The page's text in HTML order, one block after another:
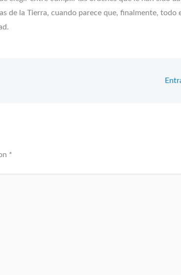
de la Tierra, cuando parece que, finalmente, todo
*